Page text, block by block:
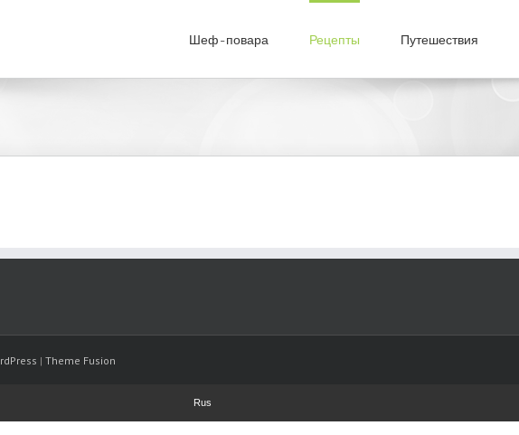
Шеф-повара Рецепты Путешествия
| Theme Fusion
Rus